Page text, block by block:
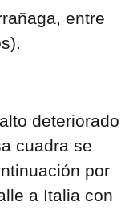
entre
deteriorado
cuadra se
por
a Italia con